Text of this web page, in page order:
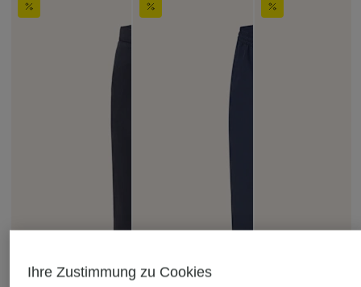
Ihre Zustimmung zu Cookies